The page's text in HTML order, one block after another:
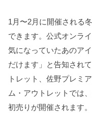
1月〜2月に開催される
できます。公式オンラ
気になっていたあのア
だけます」と告知され
トレット、佐野プレミ
ム・アウトレットでは
初売りが開催されます。